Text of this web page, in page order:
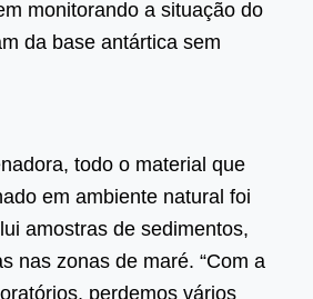
monitorando a situação do
da base antártica sem
todo o material que
em ambiente natural foi
amostras de sedimentos,
nas zonas de maré. “Com a
perdemos vários